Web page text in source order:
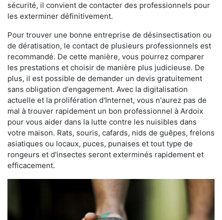
sécurité, il convient de contacter des professionnels pour
les exterminer définitivement.
Pour trouver une bonne entreprise de désinsectisation ou
de dératisation, le contact de plusieurs professionnels est
recommandé. De cette manière, vous pourrez comparer
les prestations et choisir de manière plus judicieuse. De
plus, il est possible de demander un devis gratuitement
sans obligation d'engagement. Avec la digitalisation
actuelle et la prolifération d'Internet, vous n'aurez pas de
mal à trouver rapidement un bon professionnel à Ardoix
pour vous aider dans la lutte contre les nuisibles dans
votre maison. Rats, souris, cafards, nids de guêpes, frelons
asiatiques ou locaux, puces, punaises et tout type de
rongeurs et d'insectes seront exterminés rapidement et
efficacement.